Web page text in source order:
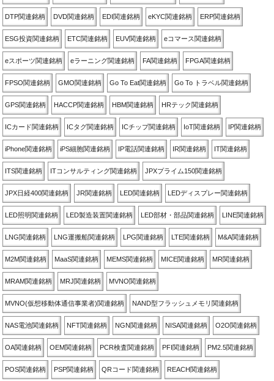
DTP関連銘柄 DVD関連銘柄 EDI関連銘柄 eKYC関連銘柄 ERP関連銘柄
ESG投資関連銘柄 ETC関連銘柄 EUV関連銘柄 eコマース関連銘柄
eスポーツ関連銘柄 eラーニング関連銘柄 FA関連銘柄 FPGA関連銘柄
FPSO関連銘柄 GMO関連銘柄 Go To Eat関連銘柄 Go To トラベル関連銘柄
GPS関連銘柄 HACCP関連銘柄 HBM関連銘柄 HRテック関連銘柄
ICカード関連銘柄 ICタグ関連銘柄 ICチップ関連銘柄 IoT関連銘柄 IP関連銘柄
iPhone関連銘柄 iPS細胞関連銘柄 IP電話関連銘柄 IR関連銘柄 IT関連銘柄
ITS関連銘柄 ITコンサルティング関連銘柄 JPXプライム150関連銘柄
JPX日経400関連銘柄 JR関連銘柄 LED関連銘柄 LEDディスプレー関連銘柄
LED照明関連銘柄 LED製造装置関連銘柄 LED部材・部品関連銘柄 LINE関連銘柄
LNG関連銘柄 LNG運搬船関連銘柄 LPG関連銘柄 LTE関連銘柄 M&A関連銘柄
M2M関連銘柄 MaaS関連銘柄 MEMS関連銘柄 MICE関連銘柄 MR関連銘柄
MRAM関連銘柄 MRJ関連銘柄 MVNO関連銘柄
MVNO(仮想移動体通信事業者)関連銘柄 NAND型フラッシュメモリ関連銘柄
NAS電池関連銘柄 NFT関連銘柄 NGN関連銘柄 NISA関連銘柄 O2O関連銘柄
OA関連銘柄 OEM関連銘柄 PCR検査関連銘柄 PFI関連銘柄 PM2.5関連銘柄
POS関連銘柄 PSP関連銘柄 QRコード関連銘柄 REACH関連銘柄